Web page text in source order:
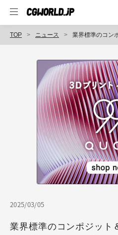
TOP ニュース 業界標準のコンポジッ
2025/03/05
業界標準のコンポジット